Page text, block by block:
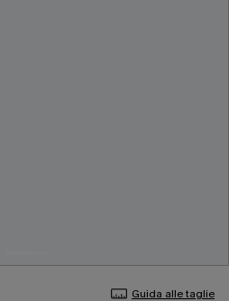
Guida alle taglie